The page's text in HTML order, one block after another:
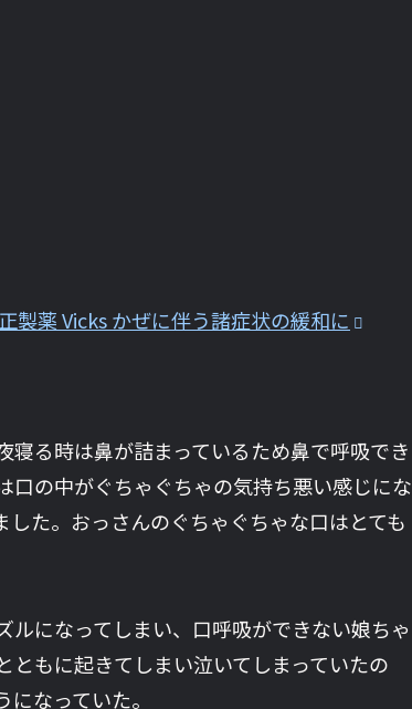
製薬 Vicks かぜに伴う諸症状の緩和に
る時は鼻が詰まっているため鼻で呼吸でき
口の中がぐちゃぐちゃの気持ち悪い感じにな
た。おっさんのぐちゃぐちゃな口はとても
になってしまい、口呼吸ができない娘ちゃ
もに起きてしまい泣いてしまっていたの
なっていた。